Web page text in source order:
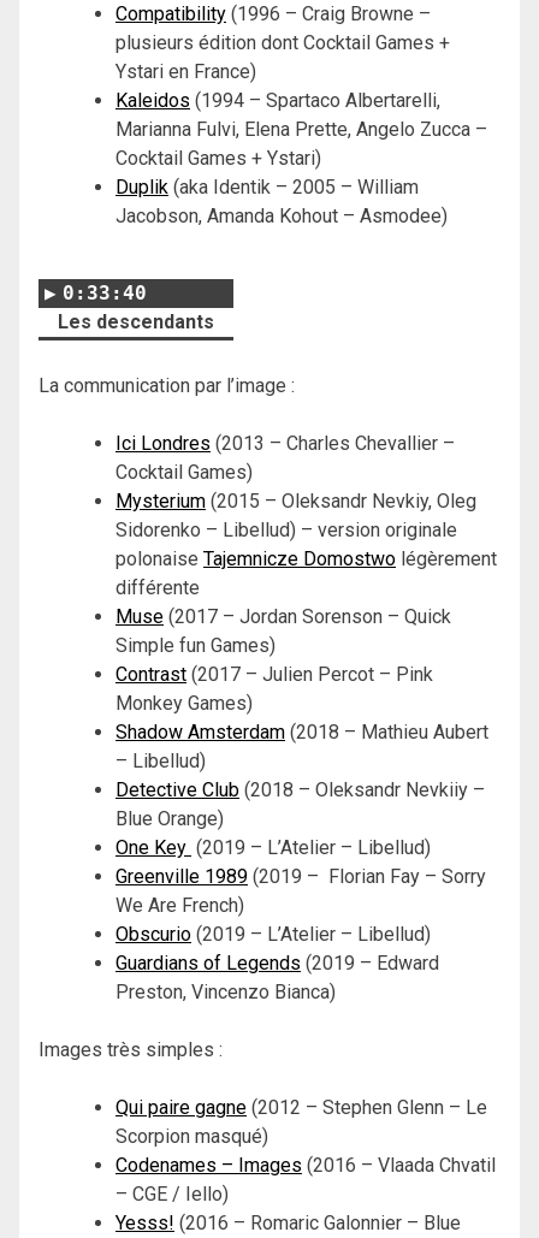
Compatibility (1996 – Craig Browne –
plusieurs édition dont Cocktail Games +
Ystari en France)
Kaleidos (1994 – Spartaco Albertarelli,
Marianna Fulvi, Elena Prette, Angelo Zucca –
Cocktail Games + Ystari)
Duplik (aka Identik – 2005 – William
Jacobson, Amanda Kohout – Asmodee)
0:33:40
Les descendants
La communication par l’image :
Ici Londres (2013 – Charles Chevallier –
Cocktail Games)
Mysterium (2015 – Oleksandr Nevkiy, Oleg
Sidorenko – Libellud) – version originale
polonaise Tajemnicze Domostwo légèrement
différente
Muse (2017 – Jordan Sorenson – Quick
Simple fun Games)
Contrast (2017 – Julien Percot – Pink
Monkey Games)
Shadow Amsterdam (2018 – Mathieu Aubert
– Libellud)
Detective Club (2018 – Oleksandr Nevkiiy –
Blue Orange)
One Key (2019 – L’Atelier – Libellud)
Greenville 1989 (2019 – Florian Fay – Sorry
We Are French)
Obscurio (2019 – L’Atelier – Libellud)
Guardians of Legends (2019 – Edward
Preston, Vincenzo Bianca)
Images très simples :
Qui paire gagne (2012 – Stephen Glenn – Le
Scorpion masqué)
Codenames – Images (2016 – Vlaada Chvatil
– CGE / Iello)
Yesss! (2016 – Romaric Galonnier – Blue